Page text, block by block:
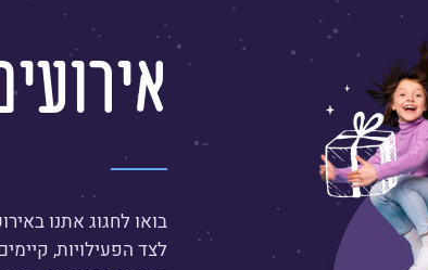
הכוכבים
בואו לחגוג אתנו
לצד הפעילויות,